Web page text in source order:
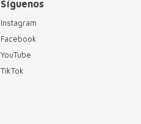
Síguenos
Instagram
Facebook
YouTube
TikTok